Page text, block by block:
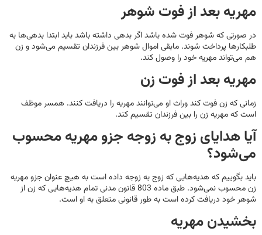
مهریه بعد از فوت شوهر
در صورتی که شوهر فوت شده باشد اگر بدهی داشته باشد باید ابتدا بدهی‌ها به
طلبکارها پرداخت شوند. مابقی اموال شوهر بین فرزندان تقسیم می‌شود و زن
هم می‌تواند مهریه خود را وصول کند.
مهریه بعد از فوت زن
زمانی که زن فوت کند وراث او می‌توانند مهریه را دریافت کنند. همسر موظف
است که مهریه زن را بین فرزندان تقسیم کند.
آیا هدایای زوج به زوجه جزو مهریه محسوب
می‌شود؟
باید بگوییم که هدیه‌هایی که زوج به زوجه داده است به هیچ عنوان جزو مهریه
زن محسوب نمی‌شود. طبق ماده 803 قانون مدنی تمام هدیه‌هایی که زن از
شوهر خود دریافت کرده است به طور قانونی متعلق به او است.
بخشیدن مهریه